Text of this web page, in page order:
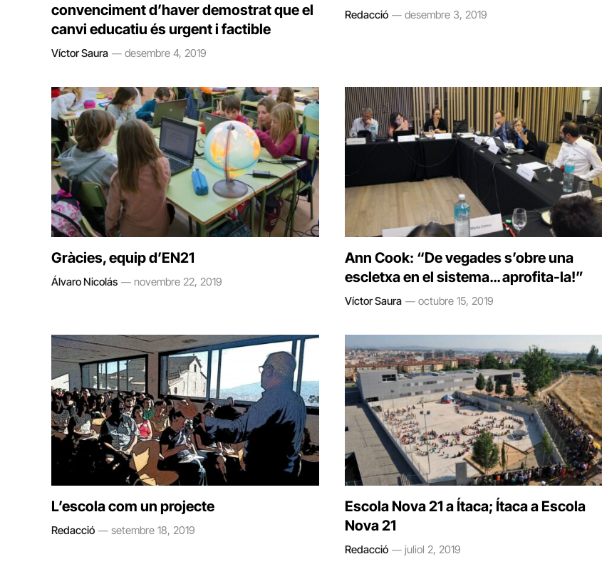
convenciment d’haver demostrat que el
canvi educatiu és urgent i factible
Víctor Saura desembre 4, 2019
Redacció desembre 3, 2019
Gràcies, equip d’EN21
Álvaro Nicolás novembre 22, 2019
Ann Cook: “De vegades s’obre una
escletxa en el sistema… aprofita-la!”
Víctor Saura octubre 15, 2019
L’escola com un projecte
Redacció setembre 18, 2019
Escola Nova 21 a Ítaca; Ítaca a Escola
Nova 21
Redacció juliol 2, 2019